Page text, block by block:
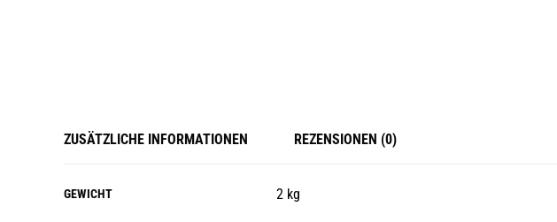
ZUSÄTZLICHE INFORMATIONEN REZENSIONEN (0)
GEWICHT 2 kg